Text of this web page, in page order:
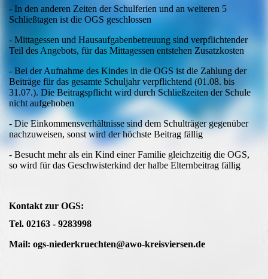
- In den anderen Zeiten der Schulferien und an weiteren 5
Schließtagen ist die OGS geschlossen
- Mittagessen und Hausaufgabenbetreuung sind verpflichtender
Teil des Angebots, für das Mittagessen entstehen Zusatzkosten
- Bei der Aufnahme des Kindes in die OGS ist die Zahlung der
Beiträge für das gesamte Schuljahr verpflichtend (01.08. bis
31.07.). Die Beitragspflicht wird durch Schließzeiten der Schule
nicht aufgehoben
- Die Einkommensverhältnisse sind dem Schulträger gegenüber
nachzuweisen, sonst wird der höchste Beitrag fällig
- Besucht mehr als ein Kind einer Familie gleichzeitig die OGS,
so wird für das Geschwisterkind der halbe Elternbeitrag fällig
Kontakt zur OGS:
Tel. 02163 - 9283998
Mail: ogs-niederkruechten@awo-kreisviersen.de